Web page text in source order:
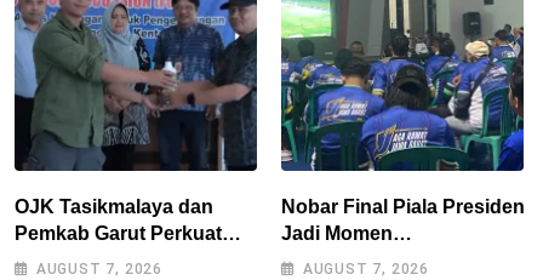
OJK Tasikmalaya dan
Pemkab Garut Perkuat
Akses Pembiayaan Petani
AUGUST 7, 2026
Nobar Final Piala Presiden
Jadi Momen
Kebersamaan, Polres
AUGUST 7, 2026